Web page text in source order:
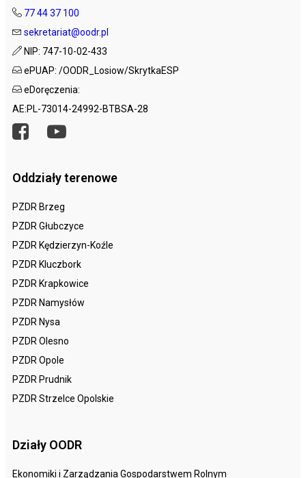
77 44 37 100
sekretariat@oodr.pl
NIP: 747-10-02-433
ePUAP: /OODR_Losiow/SkrytkaESP
eDoręczenia:
AE:PL-73014-24992-BTBSA-28
Oddziały terenowe
PZDR Brzeg
PZDR Głubczyce
PZDR Kędzierzyn-Koźle
PZDR Kluczbork
PZDR Krapkowice
PZDR Namysłów
PZDR Nysa
PZDR Olesno
PZDR Opole
PZDR Prudnik
PZDR Strzelce Opolskie
Działy OODR
Ekonomiki i Zarządzania Gospodarstwem Rolnym